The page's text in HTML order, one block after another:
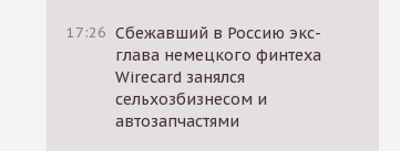
17:26 Сбежавший в Россию экс-
глава немецкого финтеха
Wirecard занялся
сельхозбизнесом и
автозапчастями